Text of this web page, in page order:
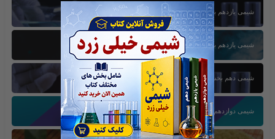
شیمی یازدهم بخش اول
شیمی یازدهم بخش سوم
شیمی دهم بخش اول
شیمی دوازدهم بخش سوم